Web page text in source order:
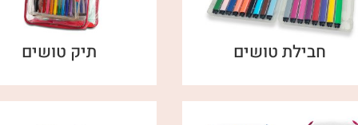
חבילת טושים תיק טושים